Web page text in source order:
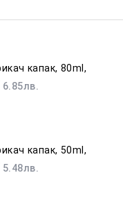
капак, 80ml,
6.85лв.
капак, 50ml,
5.48лв.